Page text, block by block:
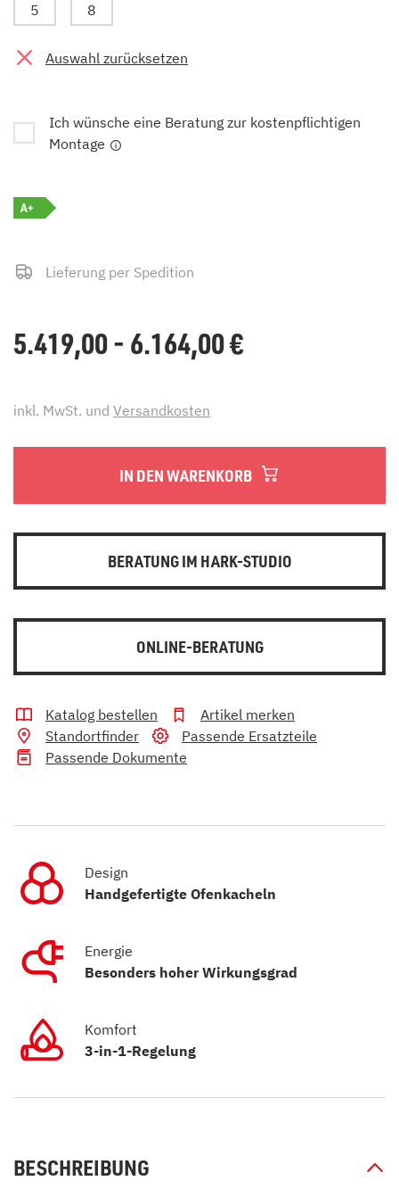
5 8
Auswahl zurücksetzen
Ich wünsche eine Beratung zur kostenpflichtigen
Montage
A+
Lieferung per Spedition
5.419,00 - 6.164,00€
inkl. MwSt. und Versandkosten
IN DEN WARENKORB
BERATUNG IM HARK-STUDIO
ONLINE-BERATUNG
Katalog bestellen
Artikel merken
Standortfinder
Passende Ersatzteile
Passende Dokumente
Design
Handgefertigte Ofenkacheln
Energie
Besonders hoher Wirkungsgrad
Komfort
3-in-1-Regelung
BESCHREIBUNG